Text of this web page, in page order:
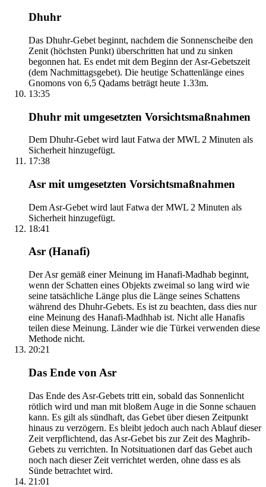
Dhuhr
Das Dhuhr-Gebet beginnt, nachdem die Sonnenscheibe den
Zenit (höchsten Punkt) überschritten hat und zu sinken
begonnen hat. Es endet mit dem Beginn der Asr-Gebetszeit
(dem Nachmittagsgebet). Die heutige Schattenlänge eines
Gnomons von 6,5 Qadams beträgt heute 1.33m.
13:35
Dhuhr mit umgesetzten Vorsichtsmaßnahmen
Dem Dhuhr-Gebet wird laut Fatwa der MWL 2 Minuten als
Sicherheit hinzugefügt.
17:38
Asr mit umgesetzten Vorsichtsmaßnahmen
Dem Asr-Gebet wird laut Fatwa der MWL 2 Minuten als
Sicherheit hinzugefügt.
18:41
Asr (Hanafi)
Der Asr gemäß einer Meinung im Hanafi-Madhab beginnt,
wenn der Schatten eines Objekts zweimal so lang wird wie
seine tatsächliche Länge plus die Länge seines Schattens
während des Dhuhr-Gebets. Es ist zu beachten, dass dies nur
eine Meinung des Hanafi-Madhhab ist. Nicht alle Hanafis
teilen diese Meinung. Länder wie die Türkei verwenden diese
Methode nicht.
20:21
Das Ende von Asr
Das Ende des Asr-Gebets tritt ein, sobald das Sonnenlicht
rötlich wird und man mit bloßem Auge in die Sonne schauen
kann. Es gilt als sündhaft, das Gebet über diesen Zeitpunkt
hinaus zu verzögern. Es bleibt jedoch auch nach Ablauf dieser
Zeit verpflichtend, das Asr-Gebet bis zur Zeit des Maghrib-
Gebets zu verrichten. In Notsituationen darf das Gebet auch
noch nach dieser Zeit verrichtet werden, ohne dass es als
Sünde betrachtet wird.
21:01